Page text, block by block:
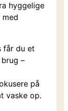
hyggelige
får du et
–
på
vaske op.